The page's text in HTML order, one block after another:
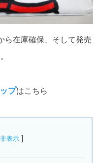
ら在庫確保、そして発売
プはこちら
非表示 ]